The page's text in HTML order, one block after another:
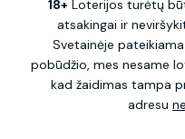
18+ Loterijos turėtų
atsakingai ir
Svetainėje
pobūdžio, mes nesame
kad žaidimas tampa
adresu